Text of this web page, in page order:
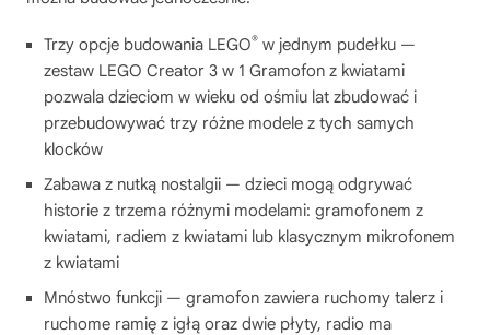
Trzy opcje budowania LEGO® w jednym pudełku —
zestaw LEGO Creator 3 w 1 Gramofon z kwiatami
pozwala dzieciom w wieku od ośmiu lat zbudować i
przebudowywać trzy różne modele z tych samych
klocków
Zabawa z nutką nostalgii — dzieci mogą odgrywać
historie z trzema różnymi modelami: gramofonem z
kwiatami, radiem z kwiatami lub klasycznym mikrofonem
z kwiatami
Mnóstwo funkcji — gramofon zawiera ruchomy talerz i
ruchome ramię z igłą oraz dwie płyty, radio ma